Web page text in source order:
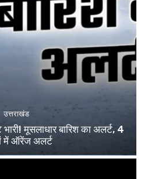
उत्तराखंड
मूसलाधार बारिश का अलर्ट, 4
में ऑरेंज अलर्ट